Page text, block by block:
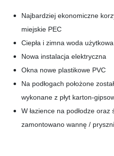
Najbardziej ekonomiczne
miejskie PEC
Ciepła i zimna woda
Nowa instalacja elektryczna
Okna nowe plastikowe PVC
Na podłogach położone
wykonane z płyt karton-
W łazience na podłodze
zamontowano wannę /